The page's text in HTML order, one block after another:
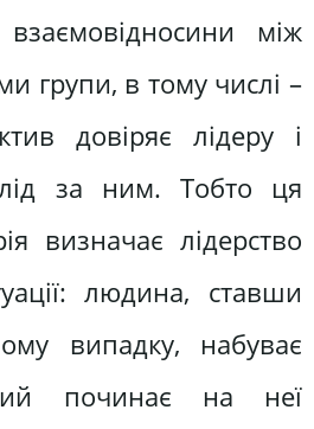
між
групи, в тому числі –
довіряє лідеру і
за ним. Тобто ця
визначає лідерство
людина, ставши
випадку, набуває
починає на неї